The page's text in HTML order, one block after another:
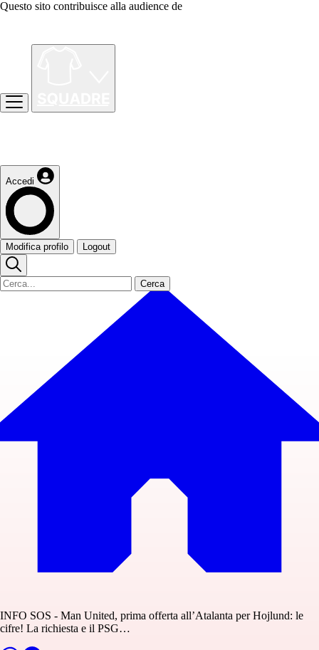
Questo sito contribuisce alla audience de
Accedi
Modifica profilo Logout
Cerca
INFO SOS - Man United, prima offerta all’Atalanta per Hojlund: le
cifre! La richiesta e il PSG…